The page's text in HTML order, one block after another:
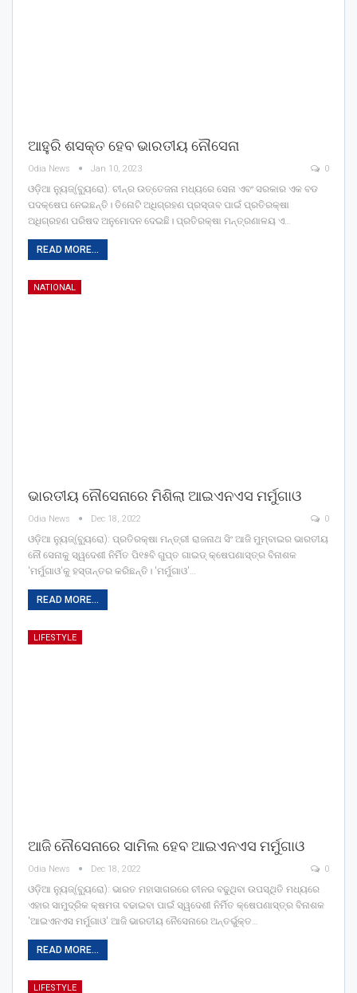
ଆହୁରି ଶସକ୍ତ ହେବ ଭାରତୀୟ ନୌସେନା
Odia News Jan 10, 2023 0
ଓଡ଼ିଆ ନ୍ୟୁଜ୍(ବ୍ୟୁରୋ): ଚୀନ୍ର ଉତ୍ତେଜନା ମଧ୍ୟରେ ସେନା ଏବଂ ସରକାର ଏକ ବଡ
ପଦକ୍ଷେପ ନେଇଛନ୍ତି। ତିନୋଟି ଅଧିଗ୍ରହଣ ପ୍ରସ୍ତାବ ପାଇଁ ପ୍ରତିରକ୍ଷା
ଅଧିଗ୍ରହଣ ପରିଷଦ ଅନୁମୋଦନ ଦେଇଛି। ପ୍ରତିରକ୍ଷା ମନ୍ତ୍ରଣାଳୟ ଏ…
READ MORE...
NATIONAL
ଭାରତୀୟ ନୌସେନାରେ ମିଶିଲା ଆଇଏନଏସ ମର୍ମୁଗାଓ
Odia News Dec 18, 2022 0
ଓଡ଼ିଆ ନ୍ୟୁଜ୍(ବ୍ୟୁରୋ): ପ୍ରତିରକ୍ଷା ମନ୍ତ୍ରୀ ରାଜନାଥ ସିଂ ଆଜି ମୁମ୍ବାଇର ଭାରତୀୟ
ନୌ ସେନାକୁ ସ୍ୱଦେଶୀ ନିର୍ମିତ ପି୧୫ବି ଗୁପ୍ତ ଗାଇଡ୍ କ୍ଷେପଣାସ୍ତ୍ର ବିନାଶକ
'ମର୍ମୁଗାଓ'କୁ ହସ୍ତାନ୍ତର କରିଛନ୍ତି। 'ମର୍ମୁଗାଓ'…
READ MORE...
LIFESTYLE
ଆଜି ନୌସେନାରେ ସାମିଲ ହେବ ଆଇଏନଏସ ମର୍ମୁଗାଓ
Odia News Dec 18, 2022 0
ଓଡ଼ିଆ ନ୍ୟୁଜ୍(ବ୍ୟୁରୋ): ଭାରତ ମହାସାଗରରେ ଚୀନର ବଢୁଥିବା ଉପସ୍ଥିତି ମଧ୍ୟରେ
ଏହାର ସାମୁଦ୍ରିକ କ୍ଷମତା ବଢାଇବା ପାଇଁ ସ୍ୱଦେଶୀ ନିର୍ମିତ କ୍ଷେପଣାସ୍ତ୍ର ବିନାଶକ
'ଆଇଏନଏସ ମର୍ମୁଗାଓ' ଆଜି ଭାରତୀୟ ନୈସେନାରେ ଅନ୍ତର୍ଭୁକ୍ତ…
READ MORE...
LIFESTYLE